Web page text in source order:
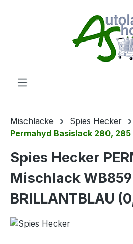
Mischlacke
Spies Hecker
Permahyd Basislack 280, 285
Spies Hecker
Mischlack WB859
BRILLANTBLAU